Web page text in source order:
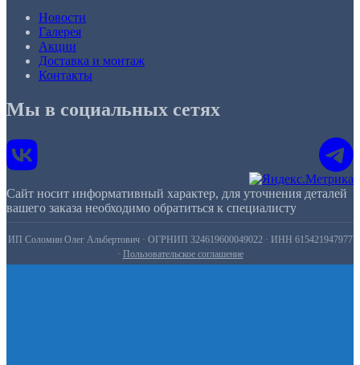
Новости
Галерея
Акции
Доставка и монтаж
Контакты
Мы в социальных сетях
Сайт носит информативный характер, для уточнения деталей
вашего заказа необходимо обратиться к специалисту
ИП Соломин Олег Альбертович · ОГРНИП 324619600049022 · ИНН 615421947977
· Пользовательское соглашение